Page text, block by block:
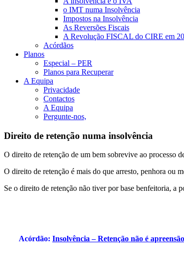
o IMT numa Insolvência
Impostos na Insolvência
As Reversões Fiscais
A Revolução FISCAL do CIRE em
Acórdãos
Planos
Especial – PER
Planos para Recuperar
A Equipa
Privacidade
Contactos
A Equipa
Pergunte-nos,
Direito de retenção numa insolvência
O direito de retenção de um bem sobrevive ao processo
O direito de retenção é mais do que arresto, penhora ou
Se o direito de retenção não tiver por base benfeitoria, a
Acórdão: Insolvência – Retenção não é